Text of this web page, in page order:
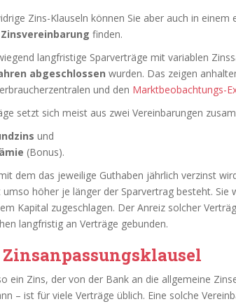
Zins-Klauseln können Sie aber auch in einem
finden.
langfristige Sparverträge mit variablen
abgeschlossen wurden. Das zeigen
und den Marktbeobachtungs-
setzt sich meist aus zwei Vereinbarungen
und
(Bonus).
dem das jeweilige Guthaben jährlich verzinst
höher je länger der Sparvertrag besteht. Sie
Kapital zugeschlagen. Der Anreiz solcher
langfristig an Verträge gebunden.
ein Zins, der von der Bank an die allgemeine
– ist für viele Verträge üblich. Eine solche